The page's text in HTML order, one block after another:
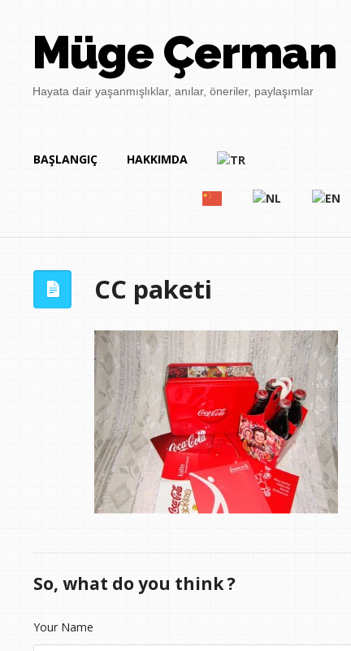
Müge Çerman
Hayata dair yaşanmışlıklar, anılar, öneriler, paylaşımlar
BAŞLANGIÇ HAKKIMDA
CC paketi
So, what do you think ?
Your Name